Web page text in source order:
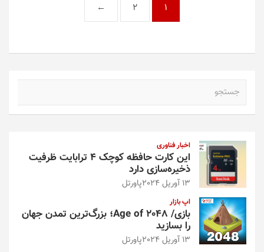
1
2
←
اخبار فناوری
این کارت حافظه کوچک ۴ ترابایت ظرفیت
ذخیره‌سازی دارد
13 آوریل 2024 پاورتل
اپ بازار
بازی/ Age of 2048؛ بزرگ‌ترین تمدن جهان
را بسازید
13 آوریل 2024 پاورتل